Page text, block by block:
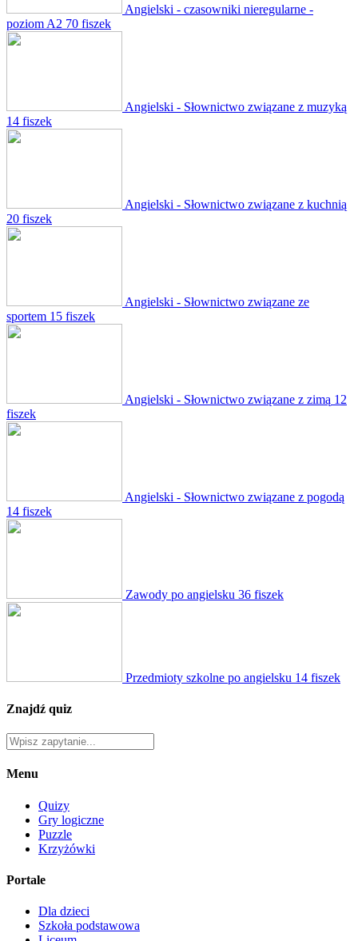
Angielski - czasowniki nieregularne -
poziom A2 70 fiszek
Angielski - Słownictwo związane z muzyką
14 fiszek
Angielski - Słownictwo związane z kuchnią
20 fiszek
Angielski - Słownictwo związane ze
sportem 15 fiszek
Angielski - Słownictwo związane z zimą 12
fiszek
Angielski - Słownictwo związane z pogodą
14 fiszek
Zawody po angielsku 36 fiszek
Przedmioty szkolne po angielsku 14 fiszek
Znajdź quiz
Menu
Quizy
Gry logiczne
Puzzle
Krzyżówki
Portale
Dla dzieci
Szkoła podstawowa